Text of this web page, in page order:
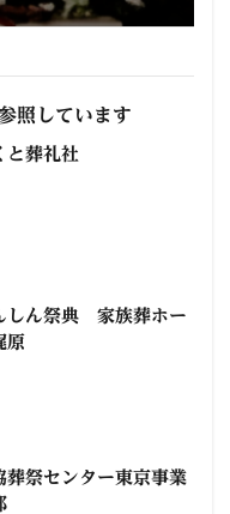
照しています
と葬礼社
しん祭典 家族葬ホー
原
葬祭センター東京事業